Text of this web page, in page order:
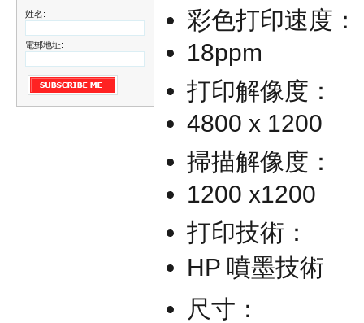
姓名:
電郵地址:
彩色打印速度：
18ppm
打印解像度：
4800 x 1200
掃描解像度：
1200 x1200
打印技術：
HP 噴墨技術
尺寸：